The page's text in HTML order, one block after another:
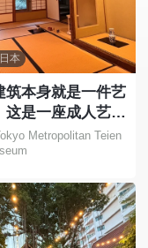
本
筑本身就是一件艺
这是一座成人艺术
，您可以在这里欣
和美丽的建筑。
Metropolitan Teien